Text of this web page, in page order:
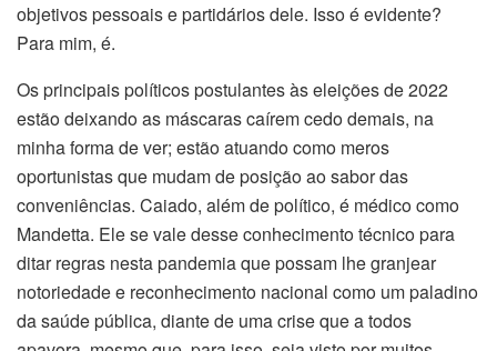
objetivos pessoais e partidários dele. Isso é evidente?
Para mim, é.
Os principais políticos postulantes às eleições de 2022
estão deixando as máscaras caírem cedo demais, na
minha forma de ver; estão atuando como meros
oportunistas que mudam de posição ao sabor das
conveniências. Caiado, além de político, é médico como
Mandetta. Ele se vale desse conhecimento técnico para
ditar regras nesta pandemia que possam lhe granjear
notoriedade e reconhecimento nacional como um paladino
da saúde pública, diante de uma crise que a todos